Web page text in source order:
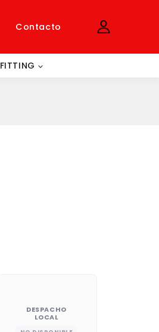
Contacto
FITTING
DESPACHO
LOCAL